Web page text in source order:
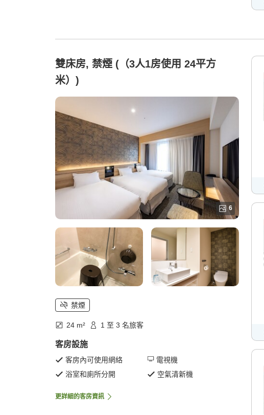
雙床房, 禁煙 (（3人1房使用 24平方
米）)
6
禁煙
24 m² 1 至 3 名旅客
客房設施
客房內可使用網絡
電視機
浴室和廁所分開
空氣清新機
更詳細的客房資訊